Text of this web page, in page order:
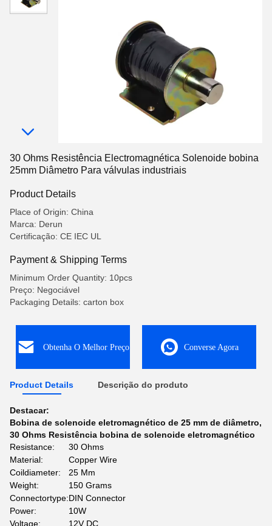
30 Ohms Resistência Electromagnética Solenoide bobina
25mm Diâmetro Para válvulas industriais
Product Details
Place of Origin: China
Marca: Derun
Certificação: CE IEC UL
Payment & Shipping Terms
Minimum Order Quantity: 10pcs
Preço: Negociável
Packaging Details: carton box
Obtenha O Melhor Preço Converse Agora
Product Details Descrição do produto
Destacar:
Bobina de solenoide eletromagnético de 25 mm de diâmetro,
30 Ohms Resistência bobina de solenoide eletromagnético
Resistance:
30 Ohms
Material:
Copper Wire
Coildiameter:
25 Mm
Weight:
150 Grams
Connectortype:DIN Connector
Power:
10W
Voltage:
12V DC